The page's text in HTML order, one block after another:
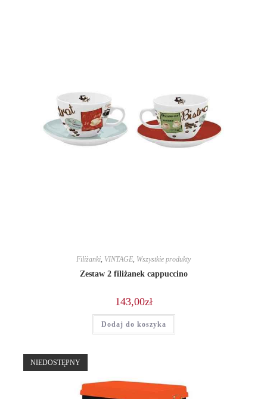
Filiżanki, VINTAGE, Wszystkie produkty
Zestaw 2 filiżanek cappuccino
143,00zł
Dodaj do koszyka
NIEDOSTĘPNY